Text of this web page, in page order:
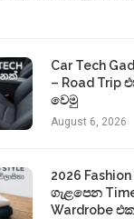
Car Tech
– Road Trip
වෙමු
August 6, 2026
2026
ගැළපෙන
Wardrobe